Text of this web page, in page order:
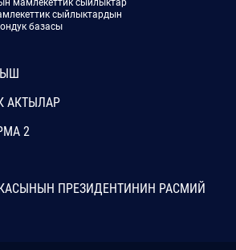
мамлекеттик сыйлыктар
сыйлыктардын
базасы
АКТЫЛАР
2
ПРЕЗИДЕНТИНИН РАСМИЙ